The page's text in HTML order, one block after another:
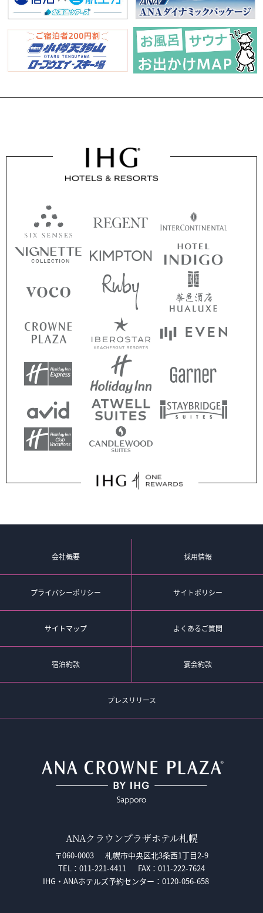
会社概要 採用情報
プライバシーポリシー サイトポリシー
サイトマップ よくあるご質問
宿泊約款 宴会約款
プレスリリース
ANAクラウンプラザホテル札幌
〒060-0003
札幌市中央区北3条西1丁目2-9
TEL：011-221-4411
FAX：011-222-7624
IHG・ANAホテルズ予約センター： 0120-056-658